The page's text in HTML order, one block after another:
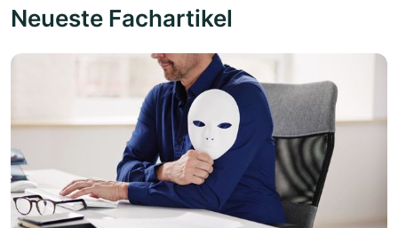
Neueste Fachartikel